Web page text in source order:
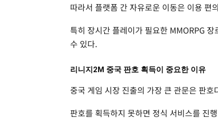
따라서 플랫폼 간 자유로운 이동은 이용 편
특히 장시간 플레이가 필요한 MMORPG
수 있다.
리니지2M 중국 판호 획득이 중요한 이유
중국 게임 시장 진출의 가장 큰 관문은 판호
판호를 획득하지 못하면 정식 서비스를 진